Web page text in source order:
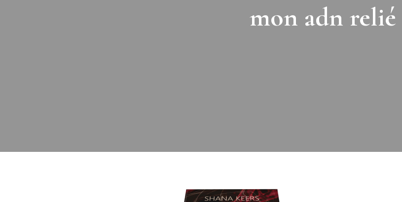
mon adn relié